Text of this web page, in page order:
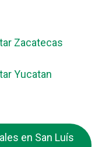
Zacatecas
Yucatan
en San Luís